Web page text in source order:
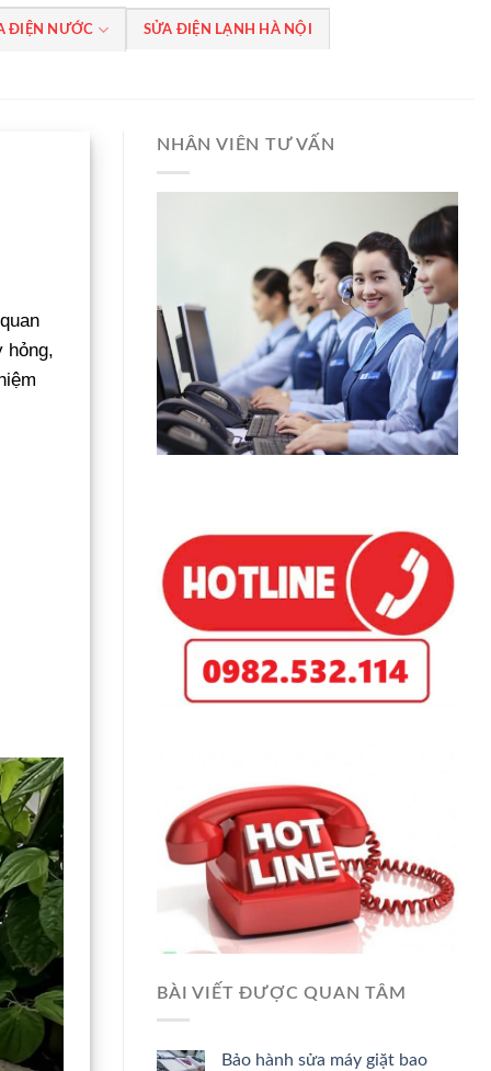
ĐIỆN NƯỚC SỬA ĐIỆN LẠNH HÀ NỘI
hỏng,
NHÂN VIÊN TƯ VẤN
BÀI VIẾT ĐƯỢC QUAN TÂM
Bảo hành sửa máy giặt bao